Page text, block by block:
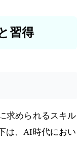
習得
求められるスキル
は、AI時代におい